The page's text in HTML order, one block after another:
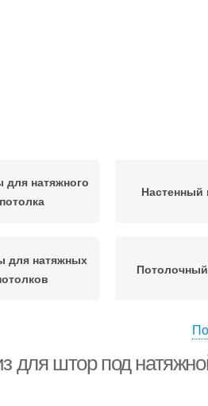
для натяжного
потолка
Настенный
для натяжных
Карниз в
для штор под